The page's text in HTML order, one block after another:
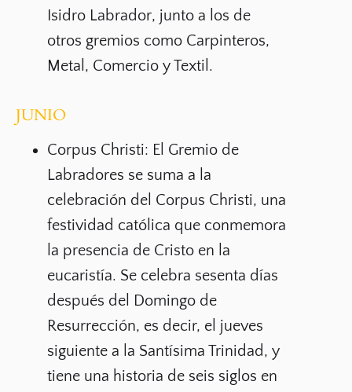
Isidro Labrador, junto a los de
otros gremios como Carpinteros,
Metal, Comercio y Textil.
JUNIO
Corpus Christi: El Gremio de
Labradores se suma a la
celebración del Corpus Christi, una
festividad católica que conmemora
la presencia de Cristo en la
eucaristía. Se celebra sesenta días
después del Domingo de
Resurrección, es decir, el jueves
siguiente a la Santísima Trinidad, y
tiene una historia de seis siglos en